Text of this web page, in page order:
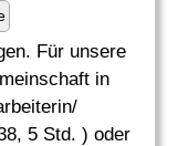
Für unsere
in
5 Std. ) oder